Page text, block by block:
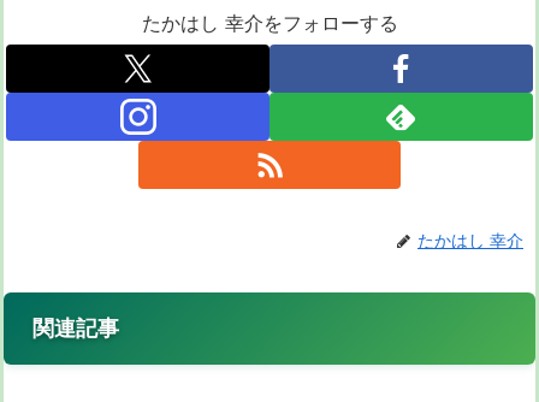
たかはし 幸介をフォローする
たかはし 幸介
関連記事